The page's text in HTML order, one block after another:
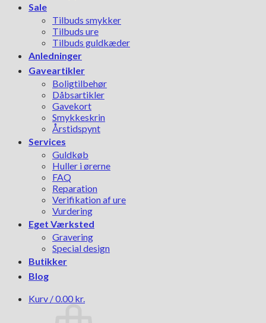
Sale
Tilbuds smykker
Tilbuds ure
Tilbuds guldkæder
Anledninger
Gaveartikler
Boligtilbehør
Dåbsartikler
Gavekort
Smykkeskrin
Årstidspynt
Services
Guldkøb
Huller i ørerne
FAQ
Reparation
Verifikation af ure
Vurdering
Eget Værksted
Gravering
Special design
Butikker
Blog
Kurv /0.00 kr.